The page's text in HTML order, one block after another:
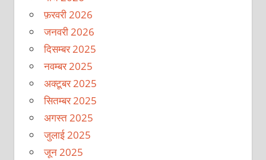
फ़रवरी 2026
जनवरी 2026
दिसम्बर 2025
नवम्बर 2025
अक्टूबर 2025
सितम्बर 2025
अगस्त 2025
जुलाई 2025
जून 2025